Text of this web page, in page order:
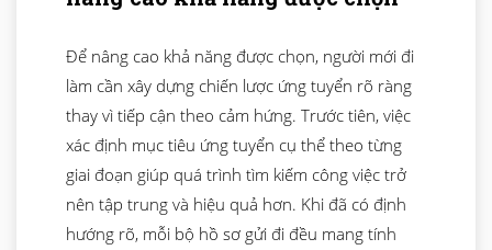
Để nâng cao khả năng được chọn, người mới đi
làm cần xây dựng chiến lược ứng tuyển rõ ràng
thay vì tiếp cận theo cảm hứng. Trước tiên, việc
xác định mục tiêu ứng tuyển cụ thể theo từng
giai đoạn giúp quá trình tìm kiếm công việc trở
nên tập trung và hiệu quả hơn. Khi đã có định
hướng rõ, mỗi bộ hồ sơ gửi đi đều mang tính